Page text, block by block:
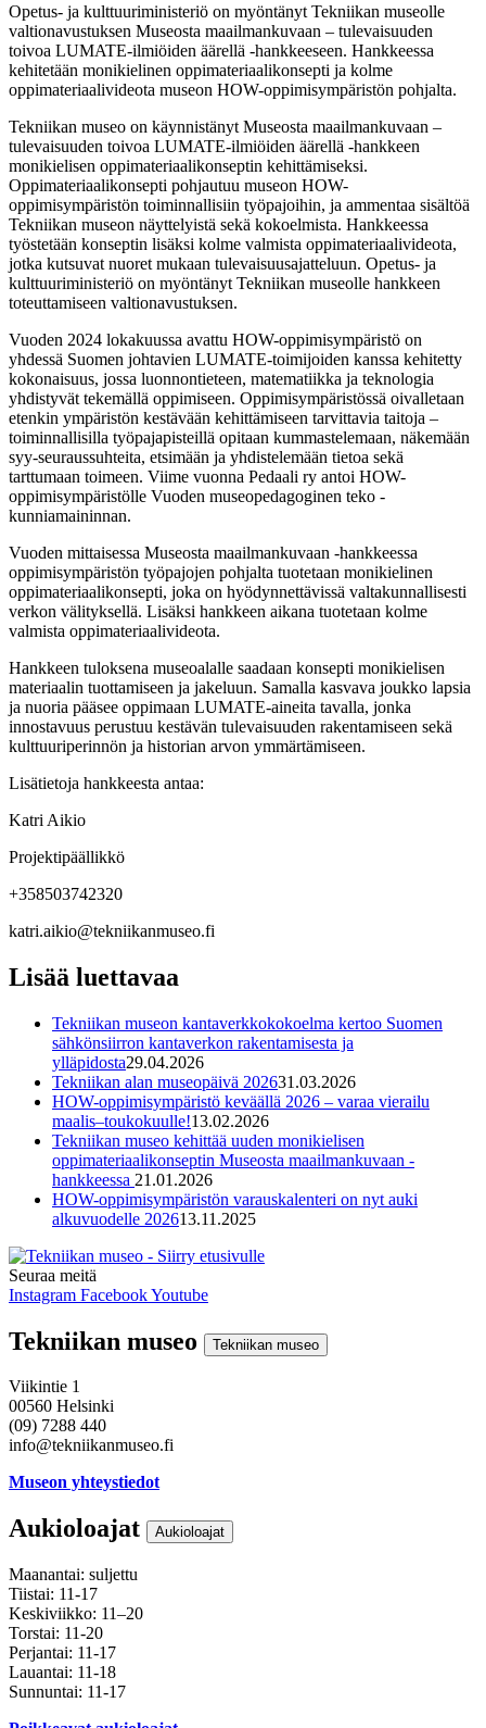
Opetus- ja kulttuuriministeriö on myöntänyt Tekniikan museolle
valtionavustuksen Museosta maailmankuvaan – tulevaisuuden
toivoa LUMATE-ilmiöiden äärellä -hankkeeseen. Hankkeessa
kehitetään monikielinen oppimateriaalikonsepti ja kolme
oppimateriaalivideota museon HOW-oppimisympäristön pohjalta.
Tekniikan museo on käynnistänyt Museosta maailmankuvaan –
tulevaisuuden toivoa LUMATE-ilmiöiden äärellä -hankkeen
monikielisen oppimateriaalikonseptin kehittämiseksi.
Oppimateriaalikonsepti pohjautuu museon HOW-
oppimisympäristön toiminnallisiin työpajoihin, ja ammentaa sisältöä
Tekniikan museon näyttelyistä sekä kokoelmista. Hankkeessa
työstetään konseptin lisäksi kolme valmista oppimateriaalivideota,
jotka kutsuvat nuoret mukaan tulevaisuusajatteluun. Opetus- ja
kulttuuriministeriö on myöntänyt Tekniikan museolle hankkeen
toteuttamiseen valtionavustuksen.
Vuoden 2024 lokakuussa avattu HOW-oppimisympäristö on
yhdessä Suomen johtavien LUMATE-toimijoiden kanssa kehitetty
kokonaisuus, jossa luonnontieteen, matematiikka ja teknologia
yhdistyvät tekemällä oppimiseen. Oppimisympäristössä oivalletaan
etenkin ympäristön kestävään kehittämiseen tarvittavia taitoja –
toiminnallisilla työpajapisteillä opitaan kummastelemaan, näkemään
syy-seuraussuhteita, etsimään ja yhdistelemään tietoa sekä
tarttumaan toimeen. Viime vuonna Pedaali ry antoi HOW-
oppimisympäristölle Vuoden museopedagoginen teko -
kunniamaininnan.
Vuoden mittaisessa Museosta maailmankuvaan -hankkeessa
oppimisympäristön työpajojen pohjalta tuotetaan monikielinen
oppimateriaalikonsepti, joka on hyödynnettävissä valtakunnallisesti
verkon välityksellä. Lisäksi hankkeen aikana tuotetaan kolme
valmista oppimateriaalivideota.
Hankkeen tuloksena museoalalle saadaan konsepti monikielisen
materiaalin tuottamiseen ja jakeluun. Samalla kasvava joukko lapsia
ja nuoria pääsee oppimaan LUMATE-aineita tavalla, jonka
innostavuus perustuu kestävän tulevaisuuden rakentamiseen sekä
kulttuuriperinnön ja historian arvon ymmärtämiseen.
Lisätietoja hankkeesta antaa:
Katri Aikio
Projektipäällikkö
+358503742320
katri.aikio@tekniikanmuseo.fi
Lisää luettavaa
Tekniikan museon kantaverkkokokoelma kertoo Suomen
sähkönsiirron kantaverkon rakentamisesta ja
ylläpidosta29.04.2026
Tekniikan alan museopäivä 202631.03.2026
HOW-oppimisympäristö keväällä 2026 – varaa vierailu
maalis–toukokuulle!13.02.2026
Tekniikan museo kehittää uuden monikielisen
oppimateriaalikonseptin Museosta maailmankuvaan -
hankkeessa 21.01.2026
HOW-oppimisympäristön varauskalenteri on nyt auki
alkuvuodelle 202613.11.2025
Seuraa meitä
Instagram FacebookYoutube
Tekniikan museo Tekniikan museo
Viikintie 1
00560 Helsinki
(09) 7288 440
info@tekniikanmuseo.fi
Museon yhteystiedot
Aukioloajat Aukioloajat
Maanantai: suljettu
Tiistai: 11-17
Keskiviikko: 11–20
Torstai: 11-20
Perjantai: 11-17
Lauantai: 11-18
Sunnuntai: 11-17